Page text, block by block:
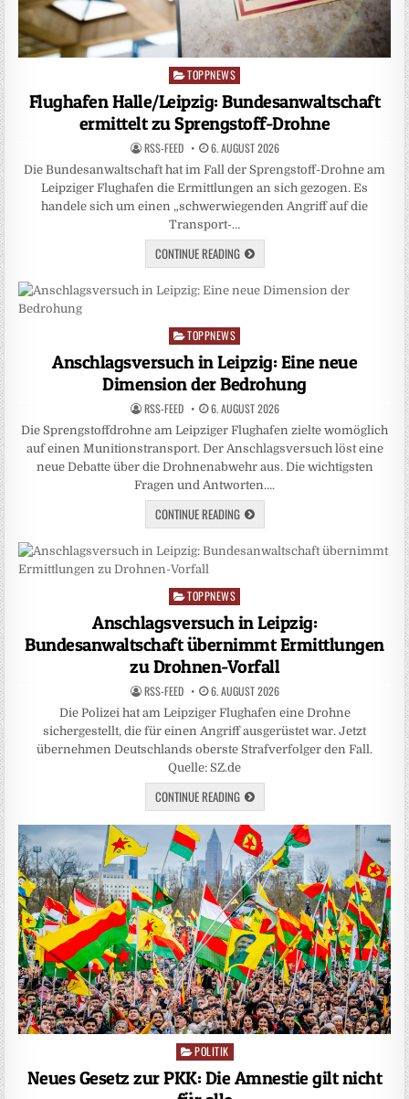
Posted
in
TOPPNEWS
Flughafen Halle/Leipzig: Bundesanwaltschaft
ermittelt zu Sprengstoff-Drohne
RSS-FEED 6. AUGUST 2026
Die Bundesanwaltschaft hat im Fall der Sprengstoff-Drohne am
Leipziger Flughafen die Ermittlungen an sich gezogen. Es
handele sich um einen „schwerwiegenden Angriff auf die
Transport-…
CONTINUE READING
Posted
TOPPNEWS
Anschlagsversuch in Leipzig: Eine neue
Dimension der Bedrohung
RSS-FEED 6. AUGUST 2026
Die Sprengstoffdrohne am Leipziger Flughafen zielte womöglich
auf einen Munitionstransport. Der Anschlagsversuch löst eine
neue Debatte über die Drohnenabwehr aus. Die wichtigsten
Fragen und Antworten….
CONTINUE READING
Posted
TOPPNEWS
Anschlagsversuch in Leipzig:
Bundesanwaltschaft übernimmt Ermittlungen
zu Drohnen-Vorfall
RSS-FEED 6. AUGUST 2026
Die Polizei hat am Leipziger Flughafen eine Drohne
sichergestellt, die für einen Angriff ausgerüstet war. Jetzt
übernehmen Deutschlands oberste Strafverfolger den Fall.
Quelle: SZ.de
CONTINUE READING
Posted
in
POLITIK
Neues Gesetz zur PKK: Die Amnestie gilt nicht